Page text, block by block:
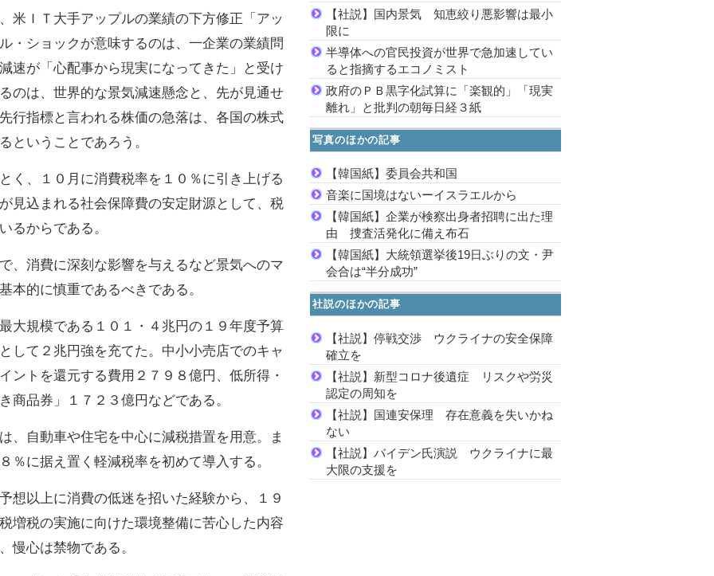
ＩＴ大手アップルの業績の下方修正「アッ
・ショックが意味するのは、一企業の業績問
速が「心配事から現実になってきた」と受け
のは、世界的な景気減速懸念と、先が見通せ
行指標と言われる株価の急落は、各国の株式
ということであろう。
、１０月に消費税率を１０％に引き上げる
見込まれる社会保障費の安定財源として、税
るからである。
消費に深刻な影響を与えるなど景気へのマ
本的に慎重であるべきである。
規模である１０１・４兆円の１９年度予算
して２兆円強を充てた。中小小売店でのキャ
ントを還元する費用２７９８億円、低所得・
商品券」１７２３億円などである。
自動車や住宅を中心に減税措置を用意。ま
％に据え置く軽減税率を初めて導入する。
以上に消費の低迷を招いた経験から、１９
増税の実施に向けた環境整備に苦心した内容
慢心は禁物である。
【社説】国内景気 知恵絞り悪影響は最小
限に
半導体への官民投資が世界で急加速してい
ると指摘するエコノミスト
政府のＰＢ黒字化試算に「楽観的」「現実
離れ」と批判の朝毎日経３紙
写真のほかの記事
【韓国紙】委員会共和国
音楽に国境はないーイスラエルから
【韓国紙】企業が検察出身者招聘に出た理
由 捜査活発化に備え布石
【韓国紙】大統領選挙後19日ぶりの文・尹
会合は“半分成功”
社説のほかの記事
【社説】停戦交渉 ウクライナの安全保障
確立を
【社説】新型コロナ後遺症 リスクや労災
認定の周知を
【社説】国連安保理 存在意義を失いかね
ない
【社説】バイデン氏演説 ウクライナに最
大限の支援を